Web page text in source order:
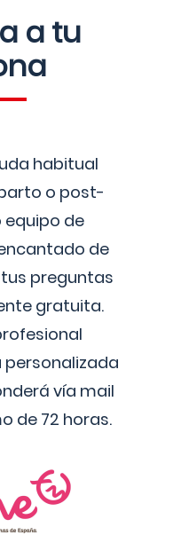
a tu
habitual
o post-
de
de
preguntas
gratuita.
vía mail
de 72 horas.